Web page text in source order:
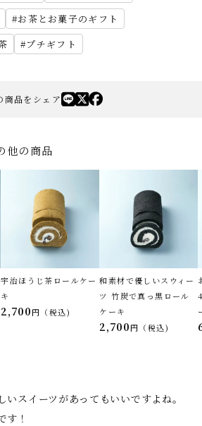
お茶とお菓子のギフト
プチギフト
商品をシェア
他の商品
宇治ほうじ茶ロールケー
キ
2,700 税込
和素材で優しいスウィー
ツ 竹炭で真っ黒ロール
ケーキ
2,700 税込
いスイーツがあってもいいですよね。
す！